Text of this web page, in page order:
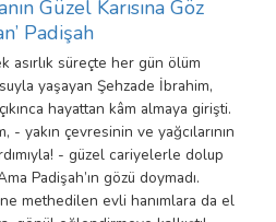
Güzel Karısına Göz
Padişah
asırlık süreçte her gün ölüm
yaşayan Şehzade İbrahim,
hayattan kâm almaya girişti.
- yakın çevresinin ve yağcılarının
- güzel cariyelerle dolup
Padişah’ın gözü doymadı.
methedilen evli hanımlara da el